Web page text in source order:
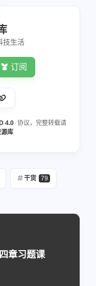
技生活
订阅
4.0 协议，完整转载请
库
干货 79
章习题课